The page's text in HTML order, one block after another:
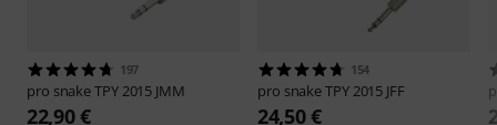
197
pro snakeTPY 2015 JMM
22,90 €
154
pro snakeTPY 2015 JFF
24,50 €